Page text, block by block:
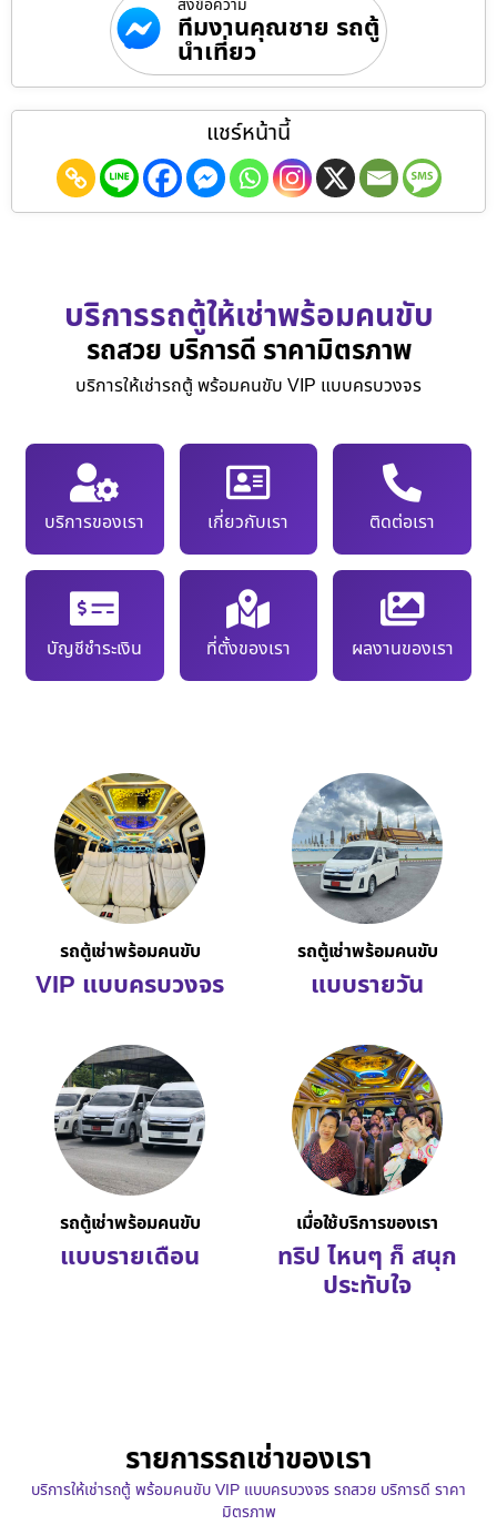
ส่งข้อความ
ทีมงานคุณชาย รถตู้
นำเที่ยว
แชร์หน้านี้
บริการรถตู้ให้เช่าพร้อมคนขับ
รถสวย บริการดี ราคามิตรภาพ
บริการให้เช่ารถตู้ พร้อมคนขับ VIP แบบครบวงจร
บริการของเรา เกี่ยวกับเรา ติดต่อเรา
บัญชีชำระเงิน ที่ตั้งของเรา ผลงานของเรา
รถตู้เช่าพร้อมคนขับ
VIP แบบครบวงจร
รถตู้เช่าพร้อมคนขับ
แบบรายวัน
รถตู้เช่าพร้อมคนขับ
แบบรายเดือน
เมื่อใช้บริการของเรา
ทริป ไหนๆ ก็ สนุก
ประทับใจ
รายการรถเช่าของเรา
บริการให้เช่ารถตู้ พร้อมคนขับ VIP แบบครบวงจร รถสวย บริการดี ราคา
มิตรภาพ